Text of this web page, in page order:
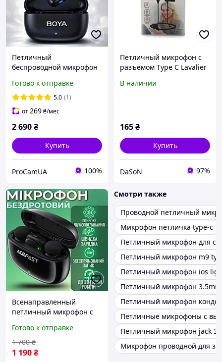
Петличный
беспроводной микрофон
зарядным кейсом,
комплект 2 шт
Готово к отправке
5.0 (1)
от269₴/мес
2 690₴
Купить
ProCamUA 100%
Петличный микрофон с
разъемом Type C Lavalier
В наличии
165₴
Купить
DaSoN 97%
Всенаправленный
петличный микрофон с
шумоподавлением для
телефона камеры
видеосъемки Acefast
Готово к отправке
1 190₴
1 700 ₴
Смотри также
Проводной петличный
Микрофон петличка type-c
Петличный микрофон для
Петличный микрофон m9
Петличный микрофон ios
Петличный микрофон
Петличный микрофон
Петличные микрофоны с
Петличный микрофон jack
Микрофон проводной для